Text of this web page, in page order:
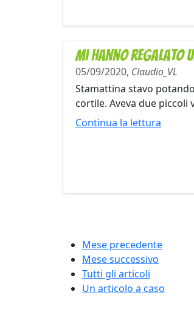
Mi hanno regalato
05/09/2020, Claudio_VL
Stamattina stavo
cortile. Aveva due
Continua la lettura
Mese precedente
Mese successivo
Tutti gli articoli
Un articolo a caso